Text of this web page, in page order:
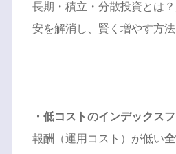
長期・積立・分散投資とは
安を解消し、賢く増やす方法
・低コストのインデックス
報酬（運用コスト）が低い